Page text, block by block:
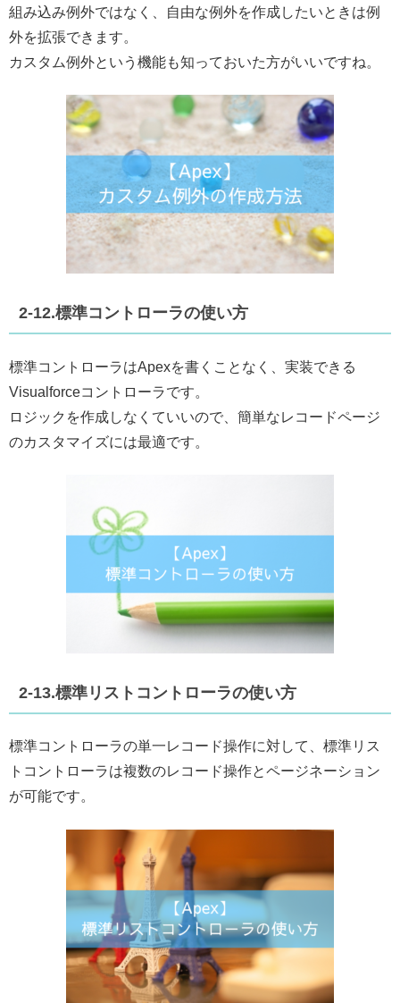
組み込み例外ではなく、自由な例外を作成したいときは例
外を拡張できます。
カスタム例外という機能も知っておいた方がいいですね。
2-12.標準コントローラの使い方
標準コントローラはApexを書くことなく、実装できる
Visualforceコントローラです。
ロジックを作成しなくていいので、簡単なレコードページ
のカスタマイズには最適です。
2-13.標準リストコントローラの使い方
標準コントローラの単一レコード操作に対して、標準リス
トコントローラは複数のレコード操作とページネーション
が可能です。